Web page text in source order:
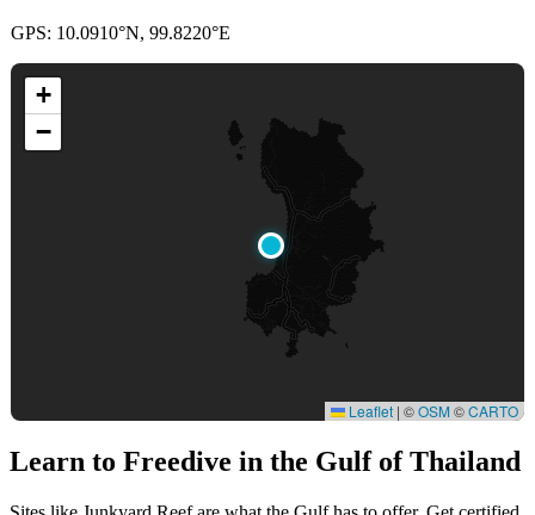
GPS: 10.0910°N, 99.8220°E
+
−
Leaflet | ©OSM©CARTO
Learn to Freedive in the Gulf of Thailand